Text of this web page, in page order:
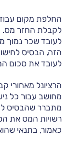
החלפת מקום
לקבלת החזר מס.
לעובד שכר נמוך
הזה, הבסיס
לעובד את סכום
הרציונל מאחורי
מחושב עבור כל
מתברר שהבסיס
רשויות המס את
כאמור, בתנאי